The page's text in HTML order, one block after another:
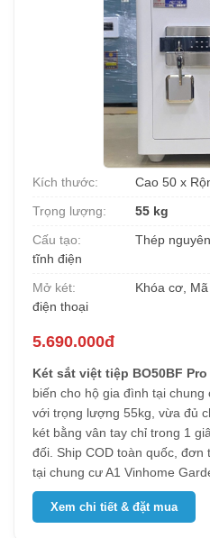
Kích thước:
Cao 50 x
Trọng lượng:
55 kg
Cấu tạo:
Thép
tĩnh điện
Mở két:
Khóa cơ,
điện thoại
5.690.000đ
Két sắt việt tiệp BO50BF
biến cho hộ gia đình tại chung
với trọng lượng 55kg, vừa đủ
két bằng vân tay chỉ trong 1
đối. Ship COD toàn quốc,
tại chung cư A1 Vinhome
Xem chi tiết & đặt mua